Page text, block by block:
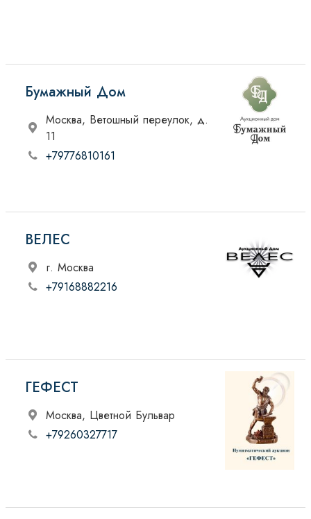
Бумажный Дом
Москва, Ветошный переулок, д.
11
+79776810161
ВЕЛЕС
г. Москва
+79168882216
ГЕФЕСТ
Москва, Цветной Бульвар
+79260327717